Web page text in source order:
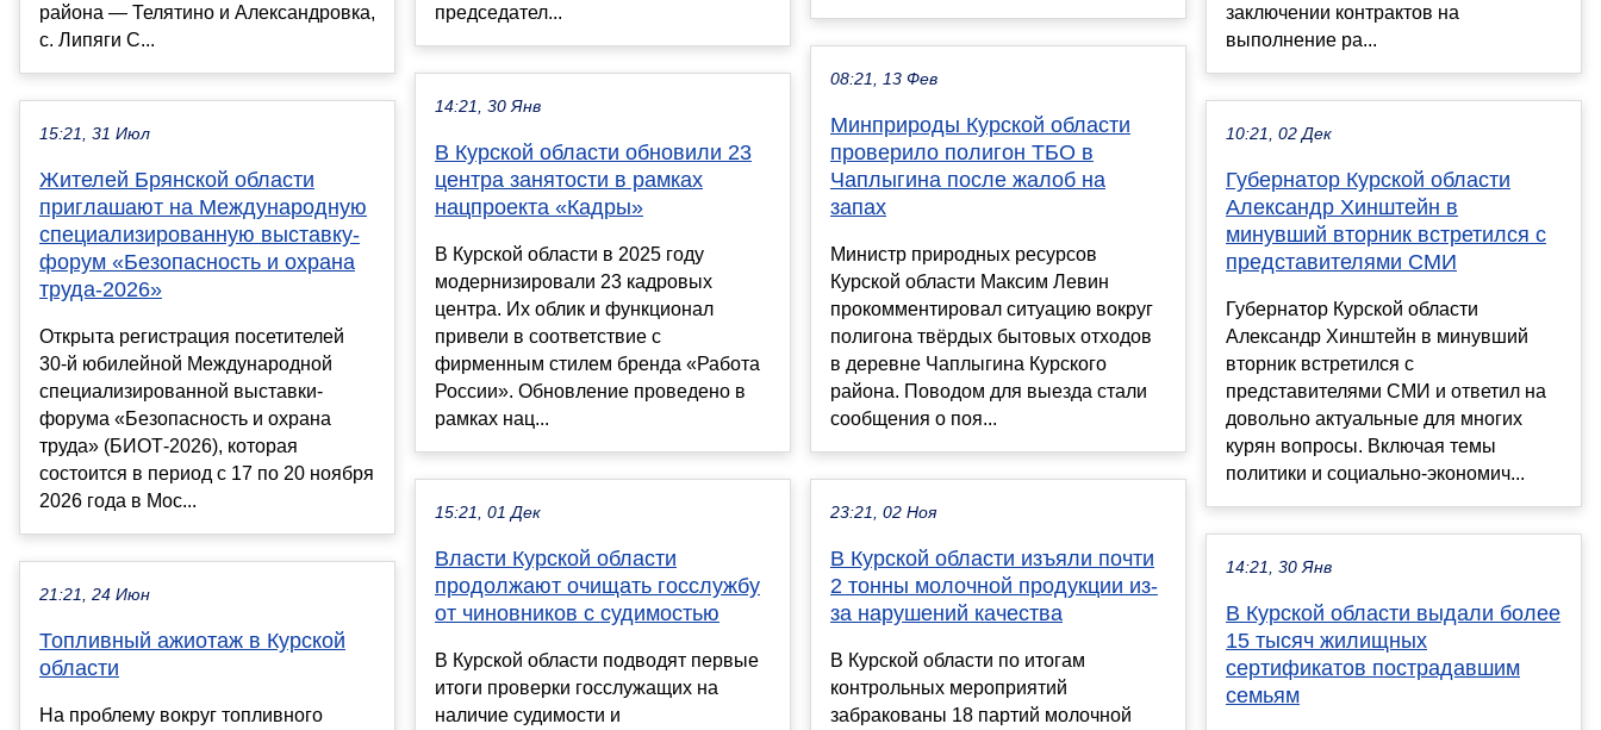
района — Телятино и Александровка,
с. Липяги С...
15:21, 31 Июл
Жителей Брянской области
приглашают на Международную
специализированную выставку-
форум «Безопасность и охрана
труда-2026»
Открыта регистрация посетителей
30-й юбилейной Международной
специализированной выставки-
форума «Безопасность и охрана
труда» (БИОТ-2026), которая
состоится в период с 17 по 20 ноября
2026 года в Мос...
21:21, 24 Июн
Топливный ажиотаж в Курской
области
На проблему вокруг топливного
председател...
14:21, 30 Янв
В Курской области обновили 23
центра занятости в рамках
нацпроекта «Кадры»
В Курской области в 2025 году
модернизировали 23 кадровых
центра. Их облик и функционал
привели в соответствие с
фирменным стилем бренда «Работа
России». Обновление проведено в
рамках нац...
15:21, 01 Дек
Власти Курской области
продолжают очищать госслужбу
от чиновников с судимостью
В Курской области подводят первые
итоги проверки госслужащих на
наличие судимости и
08:21, 13 Фев
Минприроды Курской области
проверило полигон ТБО в
Чаплыгина после жалоб на
запах
Министр природных ресурсов
Курской области Максим Левин
прокомментировал ситуацию вокруг
полигона твёрдых бытовых отходов
в деревне Чаплыгина Курского
района. Поводом для выезда стали
сообщения о поя...
23:21, 02 Ноя
В Курской области изъяли почти
2 тонны молочной продукции из-
за нарушений качества
В Курской области по итогам
контрольных мероприятий
забракованы 18 партий молочной
заключении контрактов на
выполнение ра...
10:21, 02 Дек
Губернатор Курской области
Александр Хинштейн в
минувший вторник встретился с
представителями СМИ
Губернатор Курской области
Александр Хинштейн в минувший
вторник встретился с
представителями СМИ и ответил на
довольно актуальные для многих
курян вопросы. Включая темы
политики и социально-экономич...
14:21, 30 Янв
В Курской области выдали более
15 тысяч жилищных
сертификатов пострадавшим
семьям